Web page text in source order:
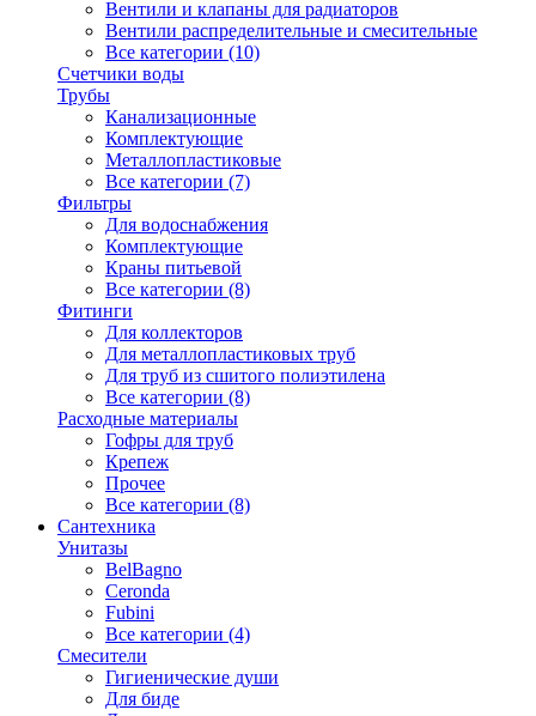
Вентили и клапаны для радиаторов
Вентили распределительные и смесительные
Все категории (10)
Счетчики воды
Трубы
Канализационные
Комплектующие
Металлопластиковые
Все категории (7)
Фильтры
Для водоснабжения
Комплектующие
Краны питьевой
Все категории (8)
Фитинги
Для коллекторов
Для металлопластиковых труб
Для труб из сшитого полиэтилена
Все категории (8)
Расходные материалы
Гофры для труб
Крепеж
Прочее
Все категории (8)
Сантехника
Унитазы
BelBagno
Ceronda
Fubini
Все категории (4)
Смесители
Гигиенические души
Для биде